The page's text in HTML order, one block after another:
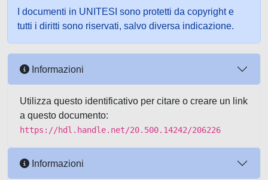
I documenti in UNITESI sono protetti da copyright e
tutti i diritti sono riservati, salvo diversa indicazione.
Informazioni
Utilizza questo identificativo per citare o creare un link
a questo documento:
https://hdl.handle.net/20.500.14242/206226
Informazioni